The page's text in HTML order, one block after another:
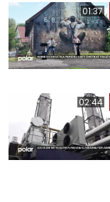
01:37
02:44